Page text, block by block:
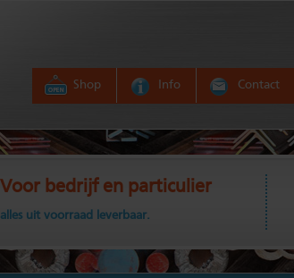
Shop Info Contact
Voor bedrijf en particulier
alles uit voorraad leverbaar.